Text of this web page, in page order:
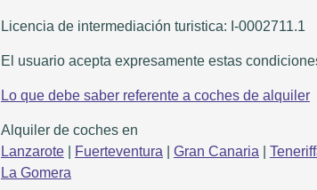
Licencia de intermediación turistica: I-0002711.1
El usuario acepta expresamente estas
Lo que debe saber referente a coches de alquiler
Alquiler de coches en
Lanzarote| Fuerteventura Gran Canaria
La Gomera